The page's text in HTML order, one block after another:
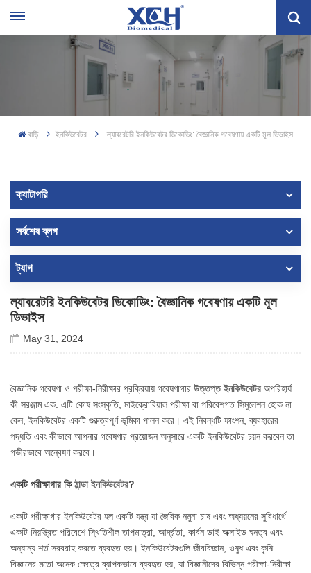
বাড়ি ইনকিউবেটর ল্যাবরেটরি ইনকিউবেটর ডিকোডিং: বৈজ্ঞানিক গবেষণায় একটি মূল ডিভাইস
ক্যাটাগরি
সর্বশেষ ব্লগ
ট্যাগ
ল্যাবরেটরি ইনকিউবেটর ডিকোডিং: বৈজ্ঞানিক গবেষণায় একটি মূল
ডিভাইস
May 31, 2024
বৈজ্ঞানিক গবেষণা ও পরীক্ষা-নিরীক্ষার প্রক্রিয়ায় গবেষণাগার উত্তপ্ত ইনকিউবেটর অপরিহার্য
কী সরঞ্জাম এক. এটি কোষ সংস্কৃতি, মাইক্রোবিয়াল পরীক্ষা বা পরিবেশগত সিমুলেশন হোক না
কেন, ইনকিউবেটর একটি গুরুত্বপূর্ণ ভূমিকা পালন করে। এই নিবন্ধটি ফাংশন, ব্যবহারের
পদ্ধতি এবং কীভাবে আপনার গবেষণার প্রয়োজন অনুসারে একটি ইনকিউবেটর চয়ন করবেন তা
গভীরভাবে অন্বেষণ করবে।
একটি পরীক্ষাগার কিঠান্ডা ইনকিউবেটর?
একটি পরীক্ষাগার ইনকিউবেটর হল একটি যন্ত্র যা জৈবিক নমুনা চাষ এবং অধ্যয়নের সুবিধার্থে
একটি নিয়ন্ত্রিত পরিবেশে স্থিতিশীল তাপমাত্রা, আর্দ্রতা, কার্বন ডাই অক্সাইড ঘনত্ব এবং
অন্যান্য শর্ত সরবরাহ করতে ব্যবহৃত হয়। ইনকিউবেটরগুলি জীববিজ্ঞান, ওষুধ এবং কৃষি
বিজ্ঞানের মতো অনেক ক্ষেত্রে ব্যাপকভাবে ব্যবহৃত হয়, যা বিজ্ঞানীদের বিভিন্ন পরীক্ষা-নিরীক্ষা